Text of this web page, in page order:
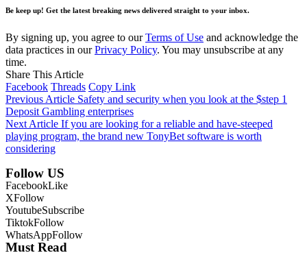
Be keep up! Get the latest breaking news delivered straight to your inbox.
By signing up, you agree to ourTerms of Use and acknowledge the
data practices in ourPrivacy Policy. You may unsubscribe at any
time.
Share This Article
Facebook Threads Copy Link
Previous Article Safety and security when you look at the $step 1
Deposit Gambling enterprises
Next Article If you are looking for a reliable and have-steeped
playing program, the brand new TonyBet software is worth
considering
Follow US
FacebookLike
XFollow
YoutubeSubscribe
TiktokFollow
WhatsAppFollow
Must Read